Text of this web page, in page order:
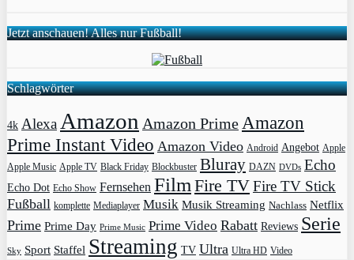
Jetzt anschauen! Alles nur Fußball!
Schlagwörter
4k AlexaAmazon Amazon PrimeAmazon
Prime Instant Video Amazon Video Android Angebot Apple
Apple Music Apple TV Black Friday Blockbuster Bluray DAZN DVDs Echo
Echo Dot Echo Show Fernsehen FilmFire TVFire TV Stick
Fußball komplette Mediaplayer Musik Musik Streaming Nachlass Netflix
Prime Prime Day Prime Music Prime Video Rabatt Reviews Serie
Sky Sport Staffel Streaming TV Ultra Ultra HD Video